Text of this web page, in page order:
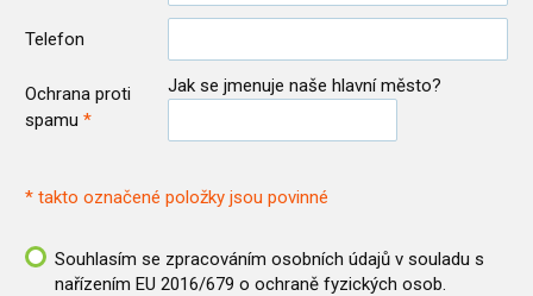
Telefon
Ochrana proti
spamu
Jak se jmenuje naše hlavní město?
* takto označené položky jsou povinné
Souhlasím se zpracováním osobních údajů v souladu s
nařízením EU 2016/679 o ochraně fyzických osob.